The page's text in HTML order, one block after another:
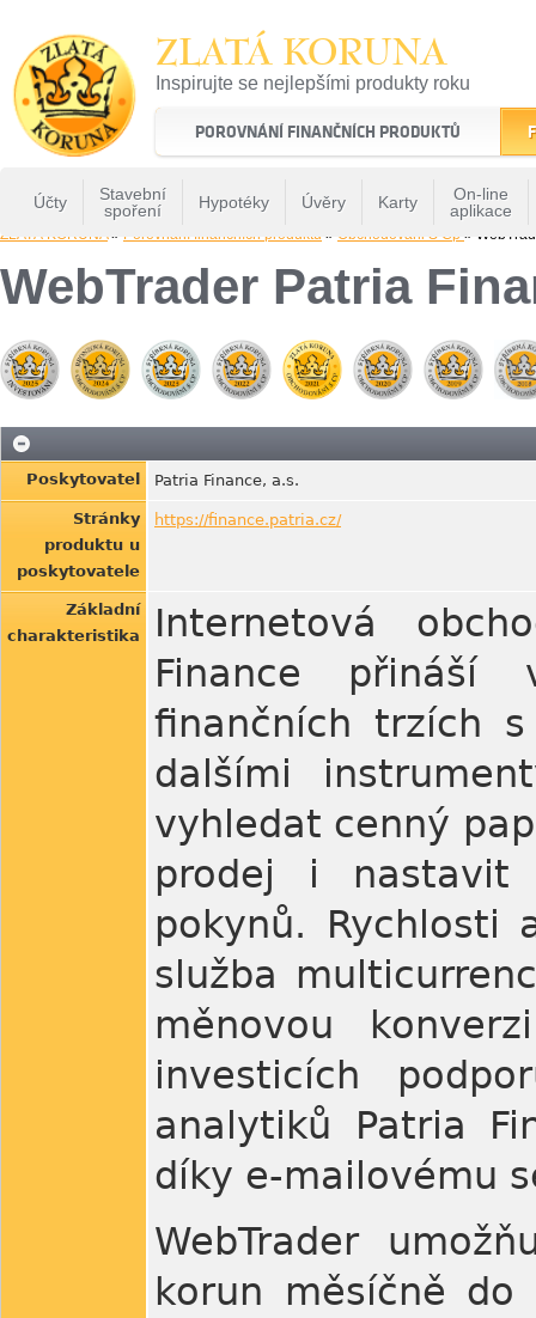
ZLATÁ KORUNA
Inspirujte se nejlepšími produkty roku
22 let tradice a kvality na finančním trhu
POROVNÁNÍ FINANČNÍCH PRODUKTŮ
Účty
Stavební
spoření
Hypotéky Úvěry Karty
On-line
aplikace
ZLATÁ KORUNA» Porovnání finančních produktů » Obchodovani S Cp »
WebTrader Patria
Poskytovatel Patria Finance, a.s.
Stránky
produktu u
poskytovatele
https://finance.patria.cz/
Základní
charakteristika
Internetová
Finance přináší
finančních trzích
dalšími
vyhledat cenný
prodej i nastavit
pokynů. Rychlosti
služba
měnovou
investicích
analytiků Patria
díky e-mailovému
WebTrader
korun měsíčně